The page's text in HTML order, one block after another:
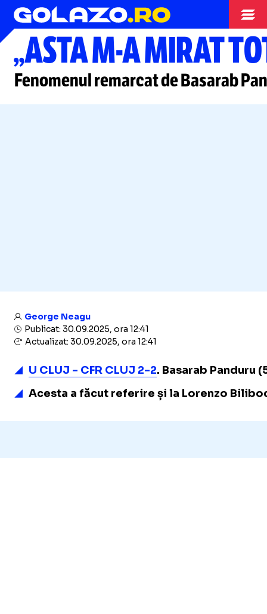
Superliga
„ASTAM-AMIRAT
Fenomenul remarcat de Basarab
George Neagu
Publicat: 30.09.2025, ora 12:41
Actualizat: 30.09.2025, ora 12:41
U CLUJ - CFR CLUJ 2-2. Basarab Panduru
Acesta a făcut referire și la Lorenzo